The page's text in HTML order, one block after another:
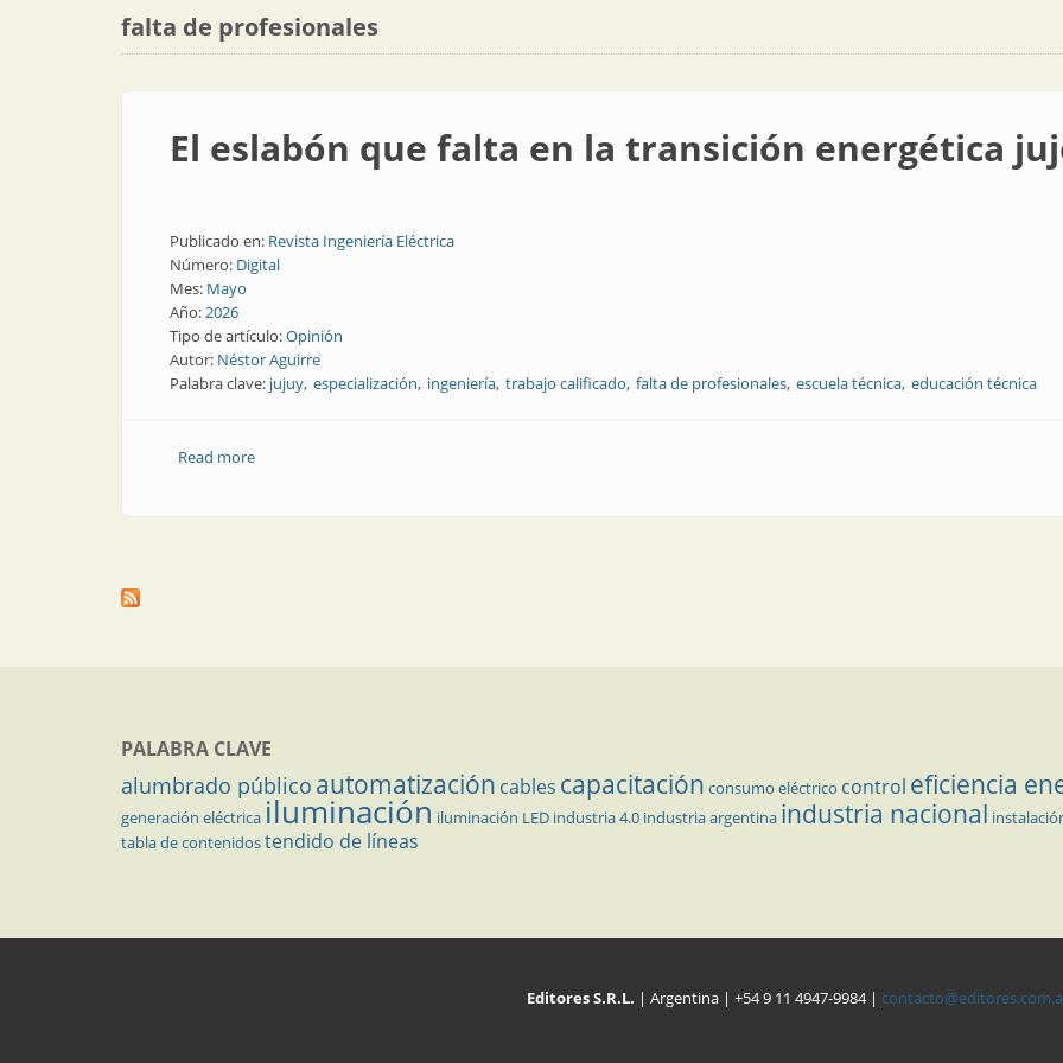
falta de profesionales
El eslabón que falta en la transición energética
Publicado en: Revista Ingeniería Eléctrica
Número: Digital
Mes: Mayo
Año:2026
Tipo de artículo:Opinión
Autor: Néstor Aguirre
Palabra clave: jujuy especialización ingeniería trabajo calificado falta de profesionales escuela técnica educación técnica
Read moreabout El eslabón que falta en la transición energética jujeña
PALABRA CLAVE
alumbrado público automatización cables capacitación consumo eléctrico control eficiencia
generación eléctrica iluminación iluminación LED industria 4.0 industria argentina industria nacional
tabla de contenidostendido de líneas
Editores S.R.L. | Argentina | +54 9 11 4947-9984 |